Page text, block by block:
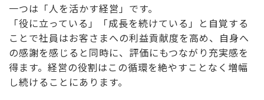
一つは「人を活かす経営」です。
「役に立っている」「成長を続けている」と自覚する
ことで社員はお客さまへの利益貢献度を高め、自身へ
の感謝を感じると同時に、評価にもつながり充実感を
得ます。経営の役割はこの循環を絶やすことなく増幅
し続けることにあります。